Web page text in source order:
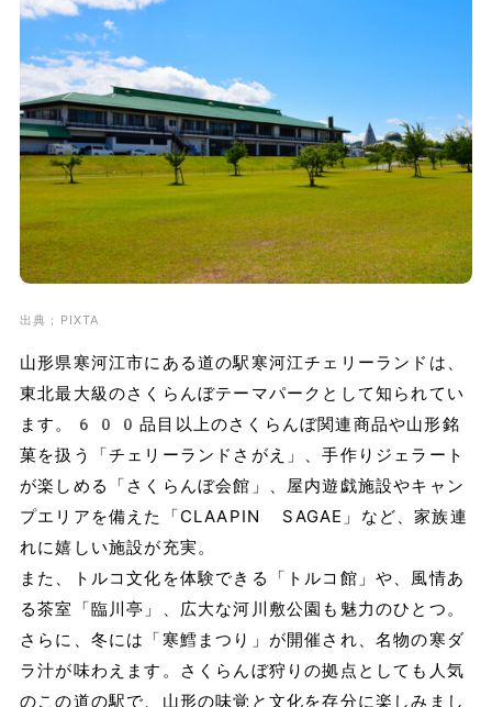
出典；PIXTA
山形県寒河江市にある道の駅寒河江チェリーランドは、
東北最大級のさくらんぼテーマパークとして知られてい
ます。600品目以上のさくらんぼ関連商品や山形銘
菓を扱う「チェリーランドさがえ」、手作りジェラート
が楽しめる「さくらんぼ会館」、屋内遊戯施設やキャン
プエリアを備えた「CLAAPIN SAGAE」など、家族連
れに嬉しい施設が充実。
また、トルコ文化を体験できる「トルコ館」や、風情あ
る茶室「臨川亭」、広大な河川敷公園も魅力のひとつ。
さらに、冬には「寒鱈まつり」が開催され、名物の寒ダ
ラ汁が味わえます。さくらんぼ狩りの拠点としても人気
のこの道の駅で、山形の味覚と文化を存分に楽しみまし